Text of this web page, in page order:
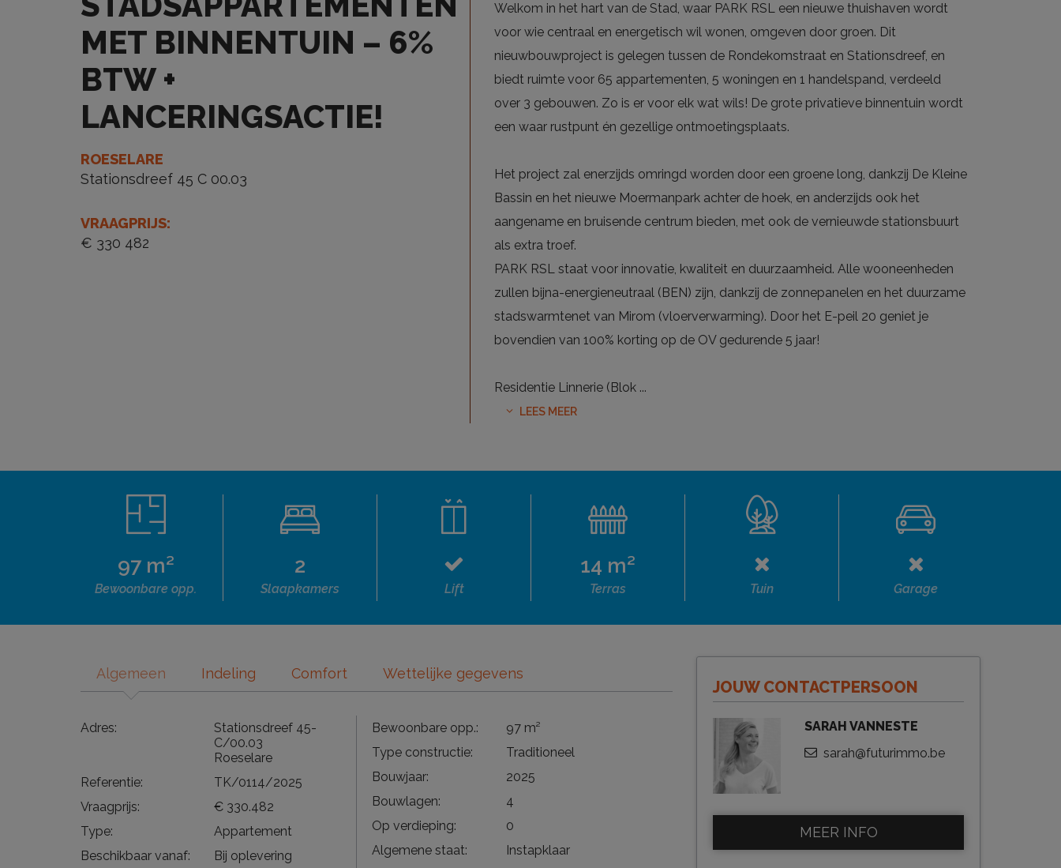
MET BINNENTUIN – 6%
BTW +
LANCERINGSACTIE!
ROESELARE
Stationsdreef 45 C 00.03
VRAAGPRIJS:
€ 330 482
Welkom in het hart van de Stad, waar PARK RSL een nieuwe thuishaven wordt
voor wie centraal en energetisch wil wonen, omgeven door groen. Dit
nieuwbouwproject is gelegen tussen de Rondekomstraat en Stationsdreef, en
biedt ruimte voor 65 appartementen, 5 woningen en 1 handelspand, verdeeld
over 3 gebouwen. Zo is er voor elk wat wils! De grote privatieve binnentuin wordt
een waar rustpunt én gezellige ontmoetingsplaats.
Het project zal enerzijds omringd worden door een groene long, dankzij De Kleine
Bassin en het nieuwe Moermanpark achter de hoek, en anderzijds ook het
aangename en bruisende centrum bieden, met ook de vernieuwde stationsbuurt
als extra troef.
PARK RSL staat voor innovatie, kwaliteit en duurzaamheid. Alle wooneenheden
zullen bijna-energieneutraal (BEN) zijn, dankzij de zonnepanelen en het duurzame
stadswarmtenet van Mirom (vloerverwarming). Door het E-peil 20 geniet je
bovendien van 100% korting op de OV gedurende 5 jaar!
Residentie Linnerie (Blok ...
LEES MEER
97 m²
Bewoonbare opp.
2
Slaapkamers Lift
14 m²
Terras Tuin Garage
Algemeen Indeling Comfort Wettelijke gegevens
Adres:
Stationsdreef 45-
C/00.03
Roeselare
Referentie:
TK/0114/2025
Vraagprijs:
€ 330.482
Type:
Appartement
Beschikbaar vanaf:
Bij oplevering
Bewoonbare opp.:
97 m²
Type constructie:
Traditioneel
Bouwjaar:
2025
Bouwlagen:
4
Op verdieping:
0
Algemene staat:
Instapklaar
JOUW CONTACTPERSOON
SARAH VANNESTE
sarah@futurimmo.be
MEER INFO